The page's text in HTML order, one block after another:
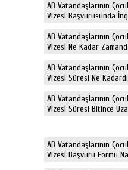
AB Vatandaşlarının
Vizesi Başvurusunda
AB Vatandaşlarının
Vizesi Ne Kadar
AB Vatandaşlarının
Vizesi Süresi Ne
AB Vatandaşlarının
Vizesi Süresi Bitince
AB Vatandaşlarının
Vizesi Başvuru Formu